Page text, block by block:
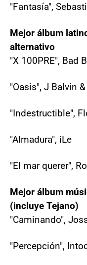
"Fantasía",
Mejor álbum
alternativo
"X 100PRE", Bad
"Oasis", J Balvin
"Indestructible",
"Almadura", iLe
"El mar querer",
Mejor álbum
(incluye Tejano)
"Caminando",
"Percepción",